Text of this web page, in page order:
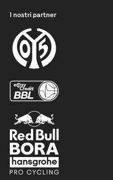
I nostri partner